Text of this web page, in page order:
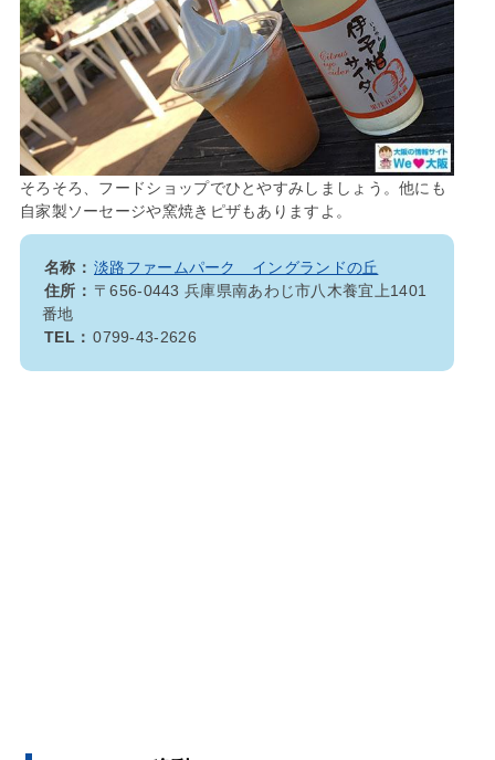
そろそろ、フードショップでひとやすみしましょう。他にも
自家製ソーセージや窯焼きピザもありますよ。
名称： 淡路ファームパーク イングランドの丘
住所： 〒656-0443 兵庫県南あわじ市八木養宜上1401
番地
TEL： 0799-43-2626